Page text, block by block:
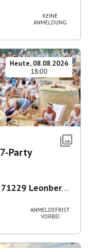
KEINE
ANMELDUNG
Heute, 08.08.2026
18:00
Party
Leonberg,
ANMELDEFRIST
VORBEI